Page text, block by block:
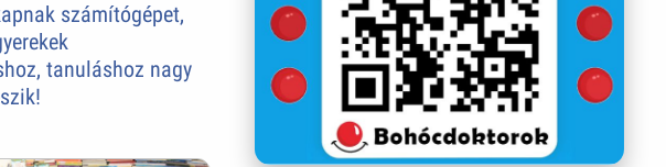
számítógépet,
tanuláshoz nagy